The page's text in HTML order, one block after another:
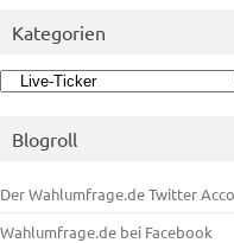
Kategorien
Kategorien
Blogroll
Der Wahlumfrage.de Twitter
Wahlumfrage.de bei Facebook